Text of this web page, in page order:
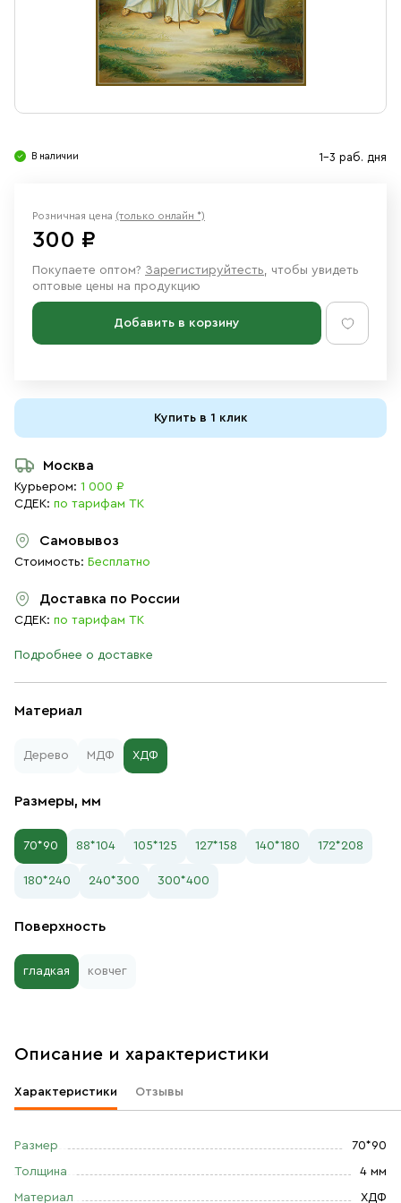
Ювелирные изделия
В наличии 1-3 раб. дня
Материал
Дерево МДФ ХДФ
Размеры, мм
70*90 88*104 105*125 127*158 140*180 172*208
180*240 240*300 300*400
Поверхность
гладкая ковчег
Розничная цена (только онлайн *)
300 ₽
Покупаете оптом? Зарегистируйтесть, чтобы увидеть
оптовые цены на продукцию
Добавить в корзину
Купить в 1 клик
Москва
Курьером: 1 000 ₽
СДЕК: по тарифам ТК
Самовывоз
Стоимость: Бесплатно
Доставка по России
СДЕК: по тарифам ТК
Подробнее о доставке
Описание и характеристики
Характеристики Отзывы
Размер 70*90
Толщина 4 мм
Материал ХДФ